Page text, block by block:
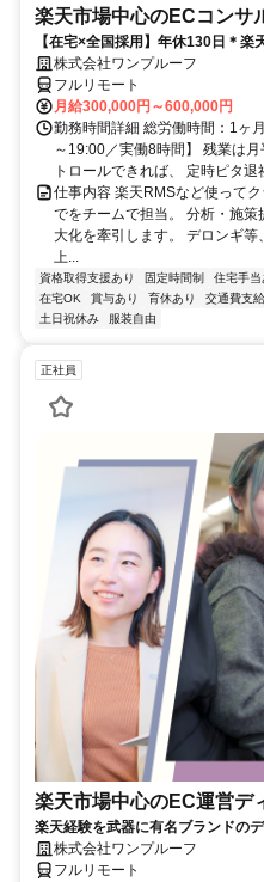
楽天市場中心のECコンサ
【在宅×全国採用】年休130日＊楽
株式会社ワンプルーフ
フルリモート
月給300,000円～600,000円
勤務時間詳細 総労働時間：1ヶ
～19:00／実働8時間】 残業は
トロールできれば、 定時ピタ退
仕事内容 楽天RMSなど使って
でをチームで担当。 分析・施
大化を牽引します。 デロンギ
上...
資格取得支援あり 固定時間制 住宅手当
在宅OK
賞与あり 育休あり 交通費支給
土日祝休み
服装自由
正社員
楽天市場中心のEC運営デ
楽天経験を武器に有名ブランドの
株式会社ワンプルーフ
フルリモート